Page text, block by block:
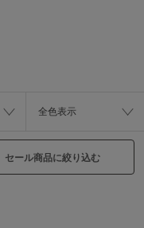
全色表示
セール商品に絞り込む